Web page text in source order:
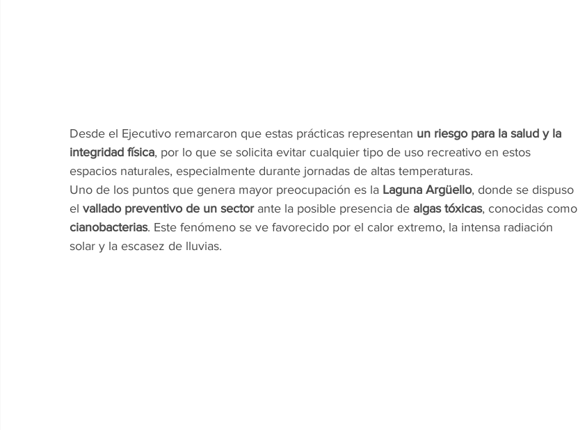
Desde el Ejecutivo remarcaron que estas prácticas representan un riesgo para la salud y la
integridad física, por lo que se solicita evitar cualquier tipo de uso recreativo en estos
espacios naturales, especialmente durante jornadas de altas temperaturas.
Uno de los puntos que genera mayor preocupación es la Laguna Argüello, donde se dispuso
el vallado preventivo de un sector ante la posible presencia de algas tóxicas, conocidas como
cianobacterias. Este fenómeno se ve favorecido por el calor extremo, la intensa radiación
solar y la escasez de lluvias.